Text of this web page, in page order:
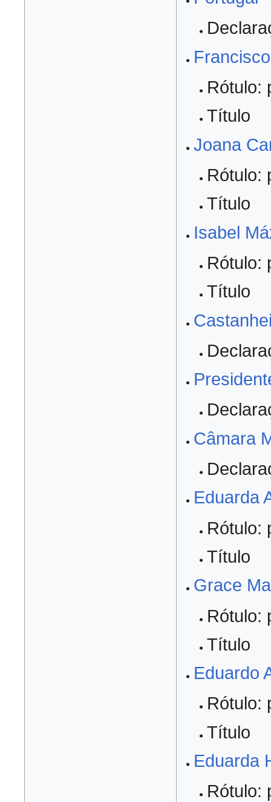
Rótulo:
Título
Joana
Rótulo:
Título
Isabel
Rótulo:
Título
Câmara
Eduarda
Rótulo:
Título
Grace
Rótulo:
Título
Eduardo
Rótulo:
Título
Eduarda
Rótulo: